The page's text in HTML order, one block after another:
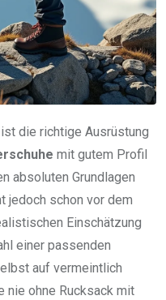
die richtige Ausrüstung
mit gutem Profil
absoluten Grundlagen
jedoch schon vor dem
Einschätzung
einer passenden
auf vermeintlich
nie ohne Rucksack mit